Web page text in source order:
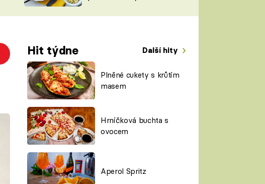
ŠÉFREDAKTORKY
Hit týdne Další hity
Plněné cukety s krůtím
masem
Hrníčková buchta s
ovocem
Aperol Spritz